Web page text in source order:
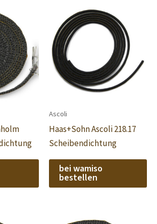
Ascoli
Haas+Sohn Ascoli 218.17
Scheibendichtung
bei wamiso
bestellen